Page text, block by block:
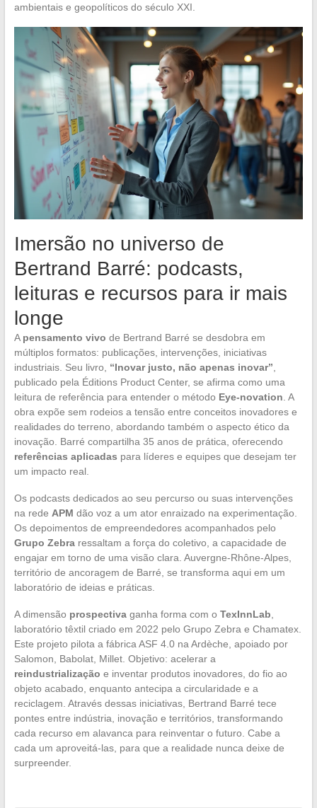
ambientais e geopolíticos do século XXI.
Imersão no universo de
Bertrand Barré: podcasts,
leituras e recursos para ir mais
longe
A pensamento vivo de Bertrand Barré se desdobra em
múltiplos formatos: publicações, intervenções, iniciativas
industriais. Seu livro, “Inovar justo, não apenas inovar”
publicado pela Éditions Product Center, se afirma como uma
leitura de referência para entender o método Eye-novation . A
obra expõe sem rodeios a tensão entre conceitos inovadores e
realidades do terreno, abordando também o aspecto ético da
inovação. Barré compartilha 35 anos de prática, oferecendo
referências aplicadas para líderes e equipes que desejam ter
um impacto real.
Os podcasts dedicados ao seu percurso ou suas intervenções
na rede APM dão voz a um ator enraizado na experimentação.
Os depoimentos de empreendedores acompanhados pelo
Grupo Zebraressaltam a força do coletivo, a capacidade de
engajar em torno de uma visão clara. Auvergne-Rhône-Alpes,
território de ancoragem de Barré, se transforma aqui em um
laboratório de ideias e práticas.
A dimensão prospectivaganha forma com o TexInnLab
laboratório têxtil criado em 2022 pelo Grupo Zebra e Chamatex.
Este projeto pilota a fábrica ASF 4.0 na Ardèche, apoiado por
Salomon, Babolat, Millet. Objetivo: acelerar a
reindustrialização e inventar produtos inovadores, do fio ao
objeto acabado, enquanto antecipa a circularidade e a
reciclagem. Através dessas iniciativas, Bertrand Barré tece
pontes entre indústria, inovação e territórios, transformando
cada recurso em alavanca para reinventar o futuro. Cabe a
cada um aproveitá-las, para que a realidade nunca deixe de
surpreender.